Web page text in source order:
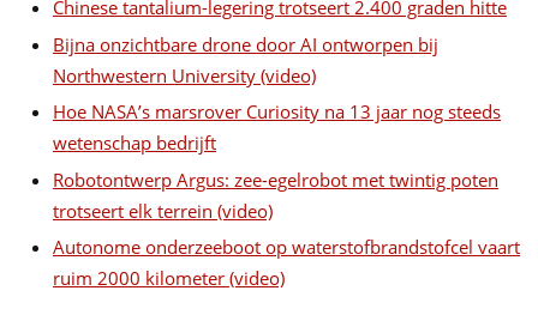
Chinese tantalium-legering trotseert 2.400 graden hitte
Bijna onzichtbare drone door AI ontworpen bij
Northwestern University (video)
Hoe NASA’s marsrover Curiosity na 13 jaar nog steeds
wetenschap bedrijft
Robotontwerp Argus: zee-egelrobot met twintig poten
trotseert elk terrein (video)
Autonome onderzeeboot op waterstofbrandstofcel vaart
ruim 2000 kilometer (video)